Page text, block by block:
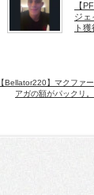
【
ジェ
ト
【Bellator220】マクファ
アガの額がパックリ